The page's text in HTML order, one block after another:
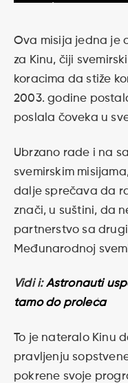
Ova misija jedna je
za Kinu, čiji
koracima da stiže
2003. godine
poslala čoveka u
Ubrzano rade i na
svemirskim
dalje sprečava da
znači, u suštini, da
partnerstvo sa
Međunarodnoj
Vidi i:Astronauti
tamo do proleća
To je nateralo Kinu
pravljenju
pokrene svoje